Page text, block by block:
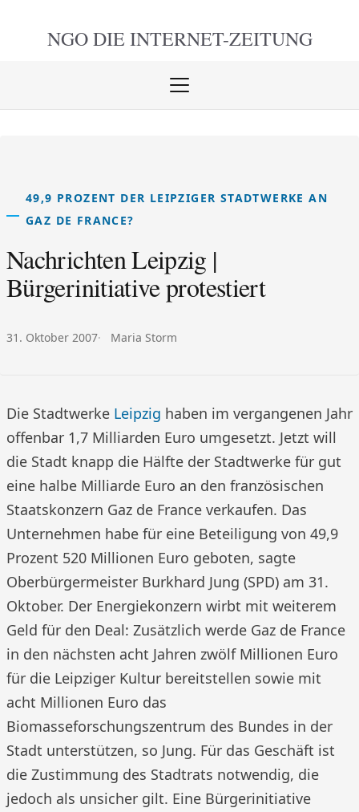
NGO DIE INTERNET-ZEITUNG
Menü
49,9 PROZENT DER LEIPZIGER STADTWERKE AN
GAZ DE FRANCE?
Nachrichten Leipzig |
Bürgerinitiative protestiert
Veröffentlicht am:
31. Oktober 2007 Autor:
Maria Storm
Die Stadtwerke Leipzig haben im vergangenen Jahr
offenbar 1,7 Milliarden Euro umgesetzt. Jetzt will
die Stadt knapp die Hälfte der Stadtwerke für gut
eine halbe Milliarde Euro an den französischen
Staatskonzern Gaz de France verkaufen. Das
Unternehmen habe für eine Beteiligung von 49,9
Prozent 520 Millionen Euro geboten, sagte
Oberbürgermeister Burkhard Jung (SPD) am 31.
Oktober. Der Energiekonzern wirbt mit weiterem
Geld für den Deal: Zusätzlich werde Gaz de France
in den nächsten acht Jahren zwölf Millionen Euro
für die Leipziger Kultur bereitstellen sowie mit
acht Millionen Euro das
Biomasseforschungszentrum des Bundes in der
Stadt unterstützen, so Jung. Für das Geschäft ist
die Zustimmung des Stadtrats notwendig, die
jedoch als unsicher gilt. Eine Bürgerinitiative